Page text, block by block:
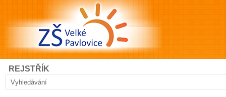
Přejít k hlavnímu obsahu
Vyhledávání
Hledat
REJSTŘÍK